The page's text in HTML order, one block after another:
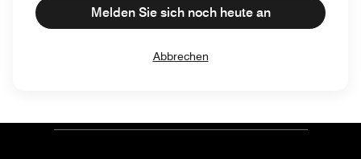
Melden Sie sich noch heute an
Abbrechen